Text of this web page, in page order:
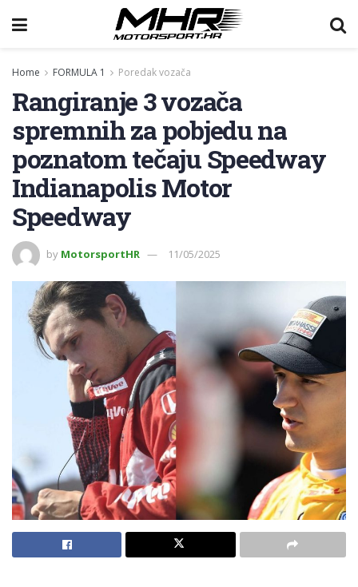
Home FORMULA 1 Poredak vozača
Rangiranje 3 vozača
spremnih za pobjedu na
poznatom tečaju Speedway
Indianapolis Motor
Speedway
by MotorsportHR 11/05/2025